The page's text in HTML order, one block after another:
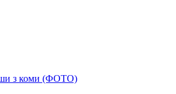
з коми (ФОТО)